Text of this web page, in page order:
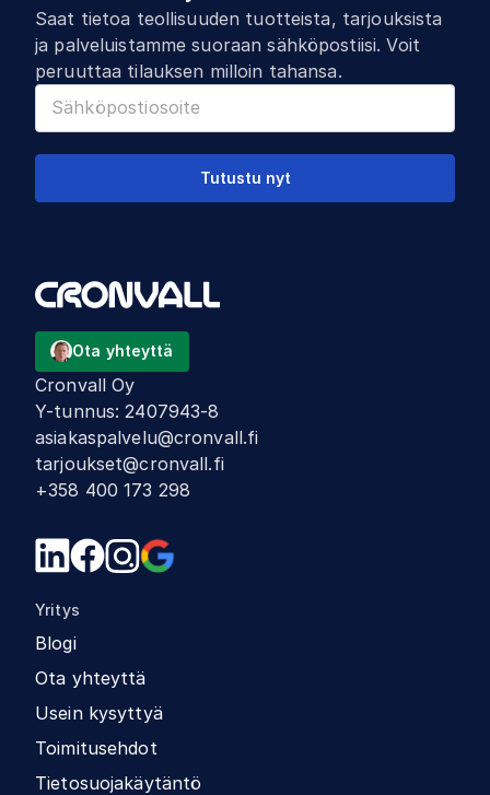
Saat tietoa teollisuuden tuotteista, tarjouksista
ja palveluistamme suoraan sähköpostiisi. Voit
peruuttaa tilauksen milloin tahansa.
Tutustu nyt
Ota yhteyttä
Cronvall Oy
Y-tunnus:2407943-8
asiakaspalvelu@cronvall.fi
tarjoukset@cronvall.fi
+358 400 173 298
Yritys
Blogi
Ota yhteyttä
Usein kysyttyä
Toimitusehdot
Tietosuojakäytäntö